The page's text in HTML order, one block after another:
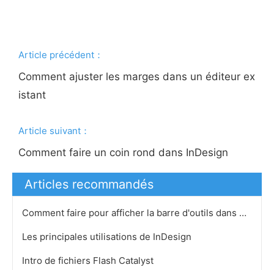
Article précédent：
Comment ajuster les marges dans un éditeur ex
istant
Article suivant：
Comment faire un coin rond dans InDesign
Articles recommandés
Comment faire pour afficher la barre d'outils dans Word 2007
Les principales utilisations de InDesign
Intro de fichiers Flash Catalyst